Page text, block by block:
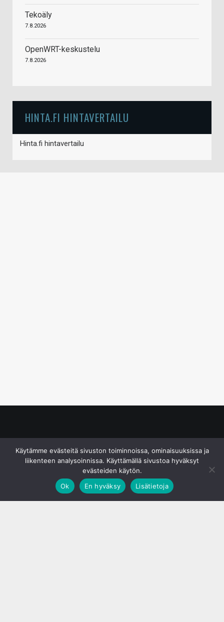
Tekoäly
7.8.2026
OpenWRT-keskustelu
7.8.2026
HINTA.FI HINTAVERTAILU
Hinta.fi hintavertailu
Käytämme evästeitä sivuston toiminnoissa, ominaisuuksissa ja
liikenteen analysoinnissa. Käyttämällä sivustoa hyväksyt
evästeiden käytön.
Ok
En hyväksy Lisätietoja